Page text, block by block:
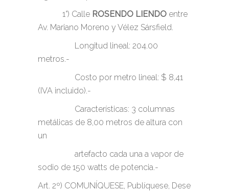
1°) Calle ROSENDO LIENDO entre
Av. Mariano Moreno y Vélez Sársfield.
Longitud lineal: 204.00
metros.-
Costo por metro lineal: $ 8,41
(IVA incluido).-
Características: 3 columnas
metálicas de 8,00 metros de altura con
un
artefacto cada una a vapor de
sodio de 150 watts de potencia.-
Art. 2º) COMUNÍQUESE, Publíquese, Dese